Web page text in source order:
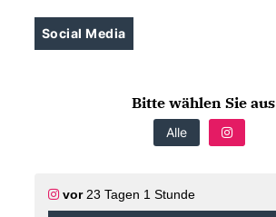
Social Media
Bitte wählen Sie aus
Alle
vor23 Tagen 1 Stunde